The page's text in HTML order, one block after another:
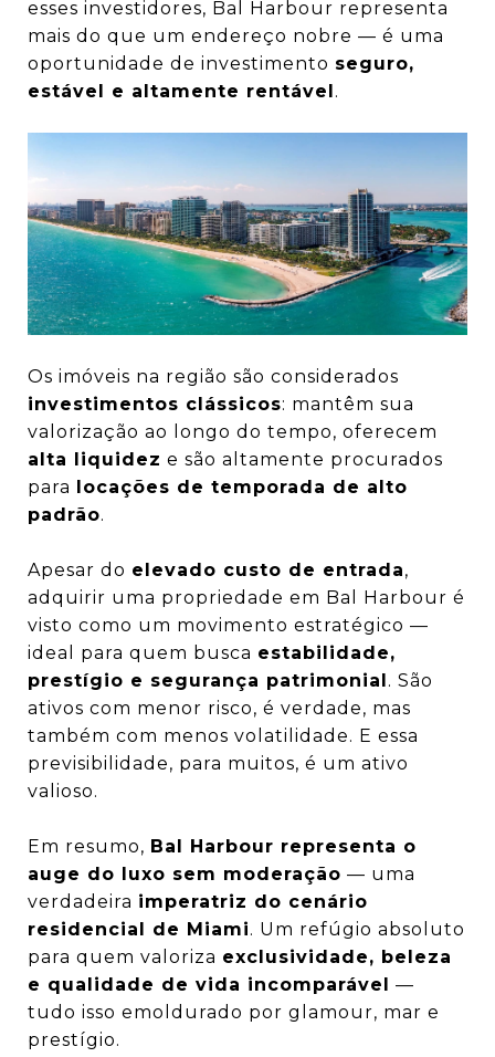
esses investidores, Bal Harbour representa
mais do que um endereço nobre — é uma
oportunidade de investimento seguro,
estável e altamente rentável .
Os imóveis na região são considerados
investimentos clássicos: mantêm sua
valorização ao longo do tempo, oferecem
alta liquidez e são altamente procurados
para locações de temporada de alto
padrão.
Apesar do elevado custo de entrada,
adquirir uma propriedade em Bal Harbour é
visto como um movimento estratégico —
ideal para quem busca estabilidade,
prestígio e segurança patrimonial. São
ativos com menor risco, é verdade, mas
também com menos volatilidade. E essa
previsibilidade, para muitos, é um ativo
valioso.
Em resumo, Bal Harbour representa o
auge do luxo sem moderação — uma
verdadeira imperatriz do cenário
residencial de Miami. Um refúgio absoluto
para quem valoriza exclusividade, beleza
e qualidade de vida incomparável —
tudo isso emoldurado por glamour, mar e
prestígio.